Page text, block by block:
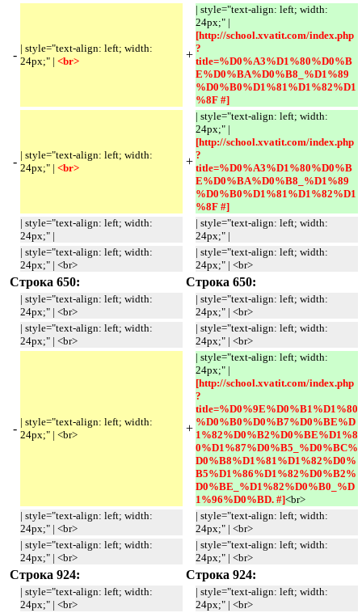
- | style="text-align: left; width:
24px;" | <br> +
| style="text-align: left; width:
24px;" |
[http://school.xvatit.com/index.php
?
title=%D0%A3%D1%80%D0%B
E%D0%BA%D0%B8_%D1%89
%D0%B0%D1%81%D1%82%D1
%8F #]
- | style="text-align: left; width:
24px;" | <br> +
| style="text-align: left; width:
24px;" |
[http://school.xvatit.com/index.php
?
title=%D0%A3%D1%80%D0%B
E%D0%BA%D0%B8_%D1%89
%D0%B0%D1%81%D1%82%D1
%8F #]
| style="text-align: left; width:
24px;" |
| style="text-align: left; width:
24px;" |
| style="text-align: left; width:
24px;" | <br>
| style="text-align: left; width:
24px;" | <br>
Строка 650: Строка 650:
| style="text-align: left; width:
24px;" | <br>
| style="text-align: left; width:
24px;" | <br>
| style="text-align: left; width:
24px;" | <br>
| style="text-align: left; width:
24px;" | <br>
- | style="text-align: left; width:
24px;" | <br>
+
| style="text-align: left; width:
24px;" |
[http://school.xvatit.com/index.php
?
title=%D0%9E%D0%B1%D1%80
%D0%B0%D0%B7%D0%BE%D
1%82%D0%B2%D0%BE%D1%8
0%D1%87%D0%B5_%D0%BC%
D0%B8%D1%81%D1%82%D0%
B5%D1%86%D1%82%D0%B2%
D0%BE_%D1%82%D0%B0_%D
1%96%D0%BD. #]<br>
| style="text-align: left; width:
24px;" | <br>
| style="text-align: left; width:
24px;" | <br>
| style="text-align: left; width:
24px;" | <br>
| style="text-align: left; width:
24px;" | <br>
Строка 924: Строка 924:
| style="text-align: left; width:
24px;" | <br>
| style="text-align: left; width:
24px;" | <br>